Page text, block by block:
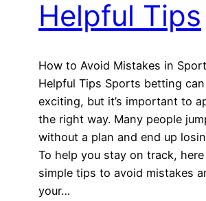
Helpful Tips
How to Avoid Mistakes in
Helpful Tips Sports betting
exciting, but it’s important to
the right way. Many people
without a plan and end up
To help you stay on track,
simple tips to avoid mistakes
your…